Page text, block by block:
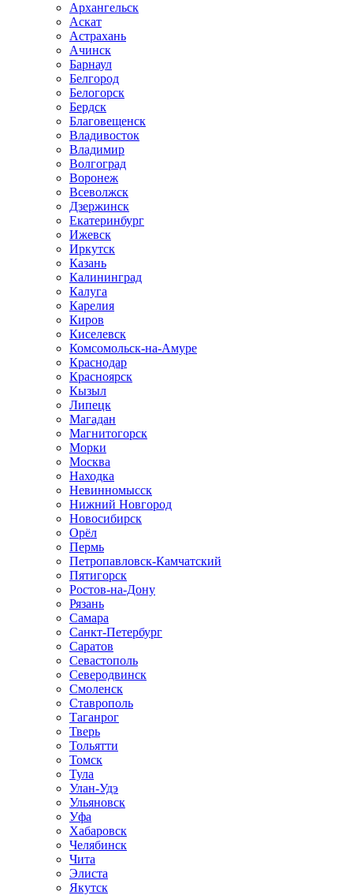
Архангельск
Аскат
Астрахань
Ачинск
Барнаул
Белгород
Белогорск
Бердск
Благовещенск
Владивосток
Владимир
Волгоград
Воронеж
Всеволжск
Дзержинск
Екатеринбург
Ижевск
Иркутск
Казань
Калининград
Калуга
Карелия
Киров
Киселевск
Комсомольск-на-Амуре
Краснодар
Красноярск
Кызыл
Липецк
Магадан
Магнитогорск
Морки
Москва
Находка
Невинномысск
Нижний Новгород
Новосибирск
Орёл
Пермь
Петропавловск-Камчатский
Пятигорск
Ростов-на-Дону
Рязань
Самара
Санкт-Петербург
Саратов
Севастополь
Северодвинск
Смоленск
Ставрополь
Таганрог
Тверь
Тольятти
Томск
Тула
Улан-Удэ
Ульяновск
Уфа
Хабаровск
Челябинск
Чита
Элиста
Якутск